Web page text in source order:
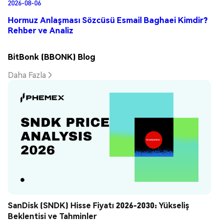
2026-08-06
Hormuz Anlaşması Sözcüsü Esmail Baghaei Kimdir?
Rehber ve Analiz
BitBonk (BBONK) Blog
Daha Fazla
SanDisk (SNDK) Hisse Fiyatı 2026-2030: Yükseliş
Beklentisi ve Tahminler